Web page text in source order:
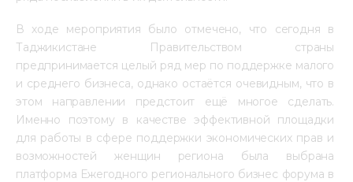
В ходе мероприятия было отмечено, что сегодня в
Таджикистане Правительством страны
предпринимается целый ряд мер по поддержке малого
и среднего бизнеса, однако остаётся очевидным, что в
этом направлении предстоит ещё многое сделать.
Именно поэтому в качестве эффективной площадки
для работы в сфере поддержки экономических прав и
возможностей женщин региона была выбрана
платформа Ежегодного регионального бизнес форума в